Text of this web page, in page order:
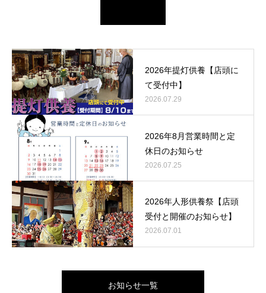
2026年提灯供養【店頭に
て受付中】
2026.07.29
2026年8月営業時間と定
休日のお知らせ
2026.07.25
2026年人形供養祭【店頭
受付と開催のお知らせ】
2026.07.01
お知らせ一覧